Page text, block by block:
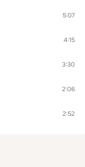
5:07
4:15
3:30
2:06
2:52